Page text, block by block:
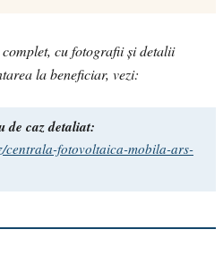
cu fotografii și detalii
la beneficiar, vezi:
caz detaliat:
centrala-fotovoltaica-mobila-ars-